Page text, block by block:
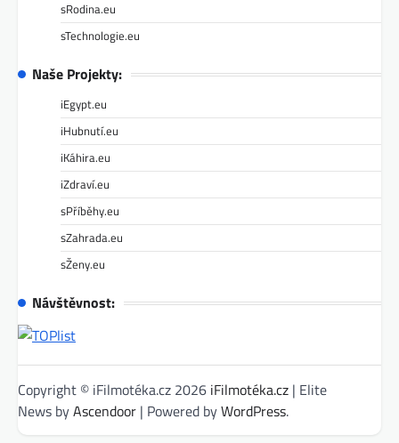
sRodina.eu
sTechnologie.eu
Naše Projekty:
iEgypt.eu
iHubnutí.eu
iKáhira.eu
iZdraví.eu
sPříběhy.eu
sZahrada.eu
sŽeny.eu
Návštěvnost:
Copyright © iFilmotéka.cz 2026 iFilmotéka.cz | Elite
News byAscendoor | Powered byWordPress.